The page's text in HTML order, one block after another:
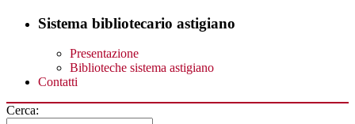
Sistema bibliotecario astigiano
Presentazione
Biblioteche sistema astigiano
Contatti
Cerca: